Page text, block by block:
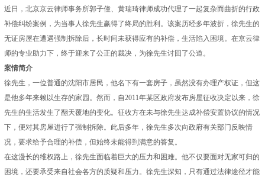
近日，北京京云律师事务所郭子僮、黄瑞琦律师成功代理了一起复杂而曲折的行政
补偿纠纷案例，为当事人徐先生赢得了终局的胜利。该案历经多年波折，徐先生的
无证房屋在遭遇强制拆除后，长时间未获得应有的补偿，生活陷入困境。在京云律
师的专业助力下，终于迎来了公正的裁决，为徐先生讨回了公道。
案情简介
徐先生，一位普通的沈阳市居民，他名下有一套房子，虽然没有办理产权证，但这
是他多年来赖以生存的家园。然而，自2011年某区政府发布房屋征收决定以来，徐
先生的生活发生了翻天覆地的变化。征收方在未与徐先生达成补偿安置协议的情况
下，便对其房屋进行了强制拆除。此后多年，徐先生多次向政府有关部门反映情
况，要求给予合理的补偿，但始终未能得到满意的答复。
在这漫长的维权路上，徐先生面临着巨大的压力和困难。他不仅要面对无家可归的
困境，还要承受来自社会各方的质疑和压力。徐先生深知，只有通过法律途径才能